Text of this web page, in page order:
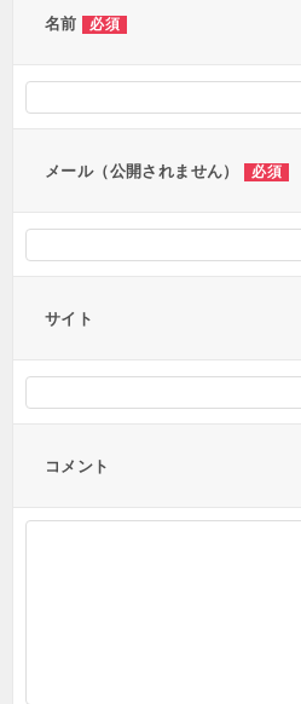
名前 必須
メール（公開されません） 必須
サイト
コメント